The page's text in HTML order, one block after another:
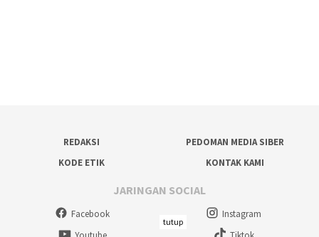
REDAKSI
PEDOMAN MEDIA SIBER
KODE ETIK
KONTAK KAMI
JARINGAN SOCIAL
Facebook
Instagram
tutup